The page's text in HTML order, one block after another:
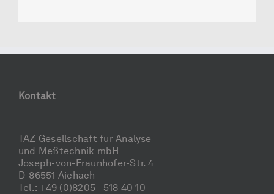
Kontakt
TAZ Gesellschaft für Analyse
und Meßtechnik mbH
Joseph-von-Fraunhofer-Str. 4
D-86551 Aichach
Tel.: +49 (0)8205 - 518 40 10